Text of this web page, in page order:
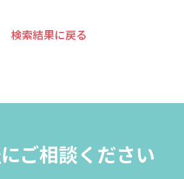
検索結果に戻る
ご相談ください